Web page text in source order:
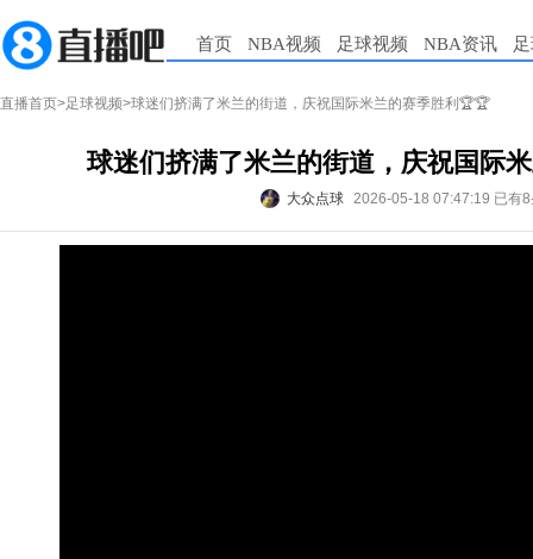
首页 NBA视频 足球视频 NBA资讯
直播首页>足球视频>球迷们挤满了米兰的街道，庆祝国际米兰的赛季胜利🏆🏆
球迷们挤满了米兰的街道，庆祝国际
大众点球 2026-05-18 07:47:19 已有